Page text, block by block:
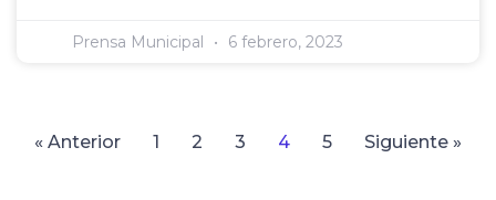
Prensa Municipal 6 febrero, 2023
« Anterior 1 2 3 4 5 Siguiente »